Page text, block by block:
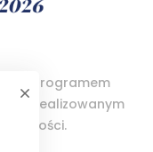
jest programem
realizowanym